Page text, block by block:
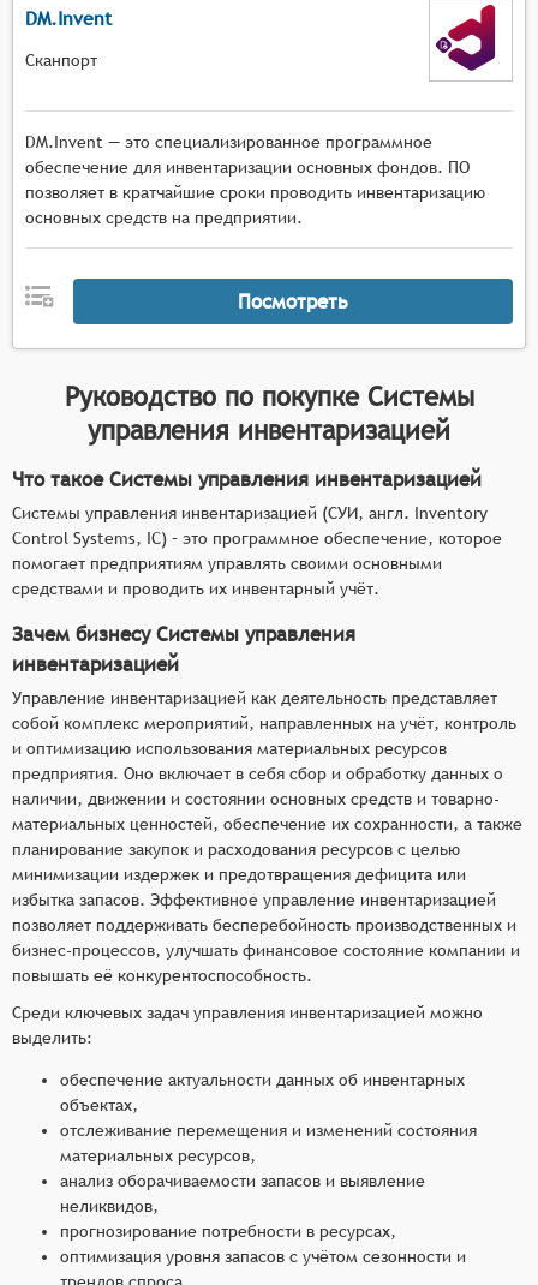
DM.Invent
Сканпорт
DM.Invent — это специализированное программное
обеспечение для инвентаризации основных фондов. ПО
позволяет в кратчайшие сроки проводить инвентаризацию
основных средств на предприятии.
Посмотреть
Руководство по покупке Системы
управления инвентаризацией
Что такое Системы управления инвентаризацией
Системы управления инвентаризацией (СУИ, англ. Inventory
Control Systems, IC) – это программное обеспечение, которое
помогает предприятиям управлять своими основными
средствами и проводить их инвентарный учёт.
Зачем бизнесу Системы управления
инвентаризацией
Управление инвентаризацией как деятельность представляет
собой комплекс мероприятий, направленных на учёт, контроль
и оптимизацию использования материальных ресурсов
предприятия. Оно включает в себя сбор и обработку данных о
наличии, движении и состоянии основных средств и товарно-
материальных ценностей, обеспечение их сохранности, а также
планирование закупок и расходования ресурсов с целью
минимизации издержек и предотвращения дефицита или
избытка запасов. Эффективное управление инвентаризацией
позволяет поддерживать бесперебойность производственных и
бизнес-процессов, улучшать финансовое состояние компании и
повышать её конкурентоспособность.
Среди ключевых задач управления инвентаризацией можно
выделить:
обеспечение актуальности данных об инвентарных
объектах,
отслеживание перемещения и изменений состояния
материальных ресурсов,
анализ оборачиваемости запасов и выявление
неликвидов,
прогнозирование потребности в ресурсах,
оптимизация уровня запасов с учётом сезонности и